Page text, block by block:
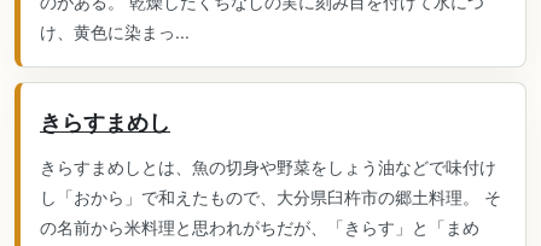
け、黄色に染まっ...
きらすまめし
きらすまめしとは、魚の切身や野菜をしょう油などで味付け
し「おから」で和えたもので、大分県臼杵市の郷土料理。 そ
の名前から米料理と思われがちだが、「きらす」と「まめ